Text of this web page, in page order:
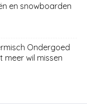
en snowboarden
Ondergoed
meer wil missen